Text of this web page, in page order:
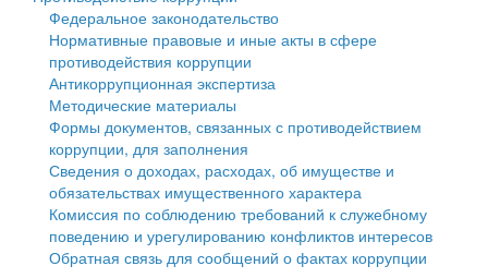
Генеральные планы
Проекты планировки территории
Собрание депутатов
Городское поселение
Сельские поселения
Федеральное законодательство
Нормативные правовые и иные акты в сфере
противодействия коррупции
Антикоррупционная экспертиза
Методические материалы
Формы документов, связанных с противодействием
коррупции, для заполнения
Сведения о доходах, расходах, об имуществе и
обязательствах имущественного характера
Комиссия по соблюдению требований к служебному
поведению и урегулированию конфликтов интересов
Обратная связь для сообщений о фактах коррупции